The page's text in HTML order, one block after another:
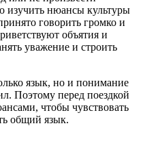
изучить нюансы культуры
говорить громко и
объятия и
уважение и строить
язык, но и понимание
Поэтому перед поездкой
чтобы чувствовать
общий язык.